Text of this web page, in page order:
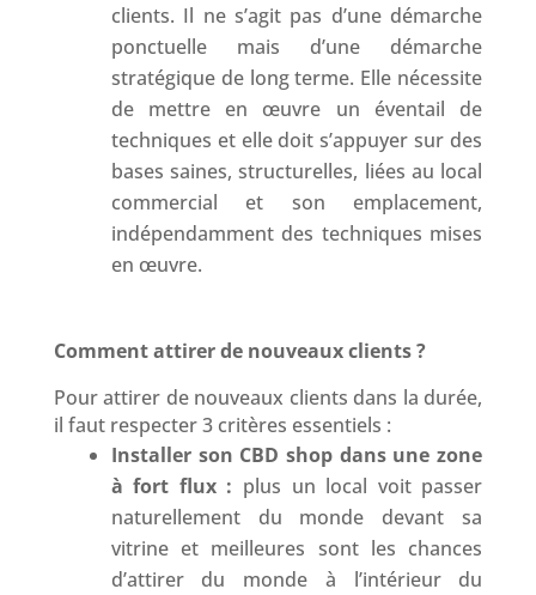
clients. Il ne s’agit pas d’une démarche
ponctuelle mais d’une démarche
stratégique de long terme. Elle nécessite
de mettre en œuvre un éventail de
techniques et elle doit s’appuyer sur des
bases saines, structurelles, liées au local
commercial et son emplacement,
indépendamment des techniques mises
en œuvre.
Comment attirer de nouveaux clients ?
Pour attirer de nouveaux clients dans la durée,
il faut respecter 3 critères essentiels :
Installer son CBD shop dans une zone
à fort flux : plus un local voit passer
naturellement du monde devant sa
vitrine et meilleures sont les chances
d’attirer du monde à l’intérieur du